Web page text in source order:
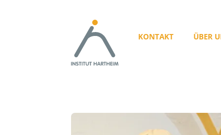
KONTAKT ÜBER